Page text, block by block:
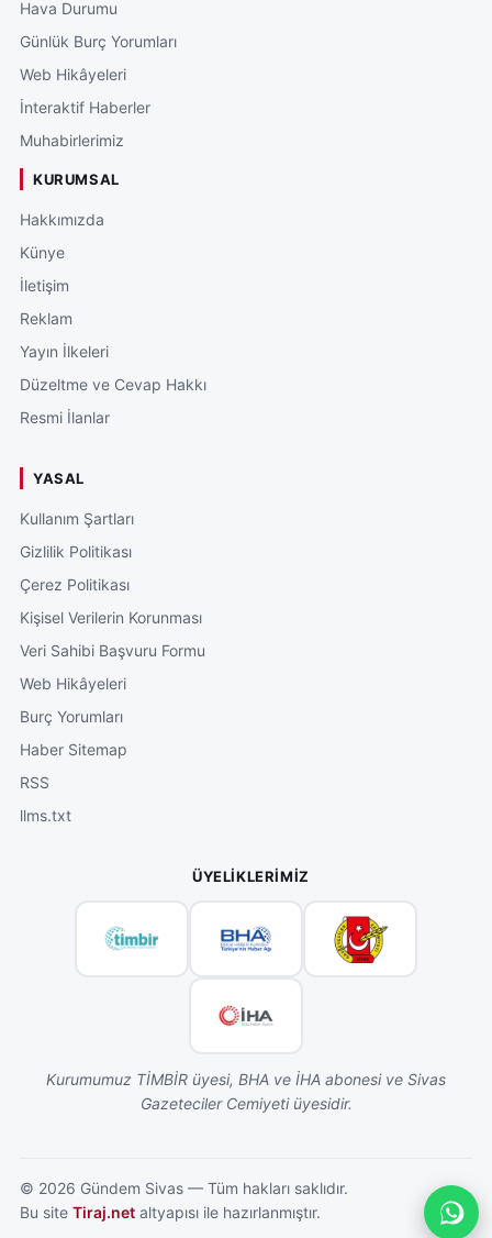
Hava Durumu
Günlük Burç Yorumları
Web Hikâyeleri
İnteraktif Haberler
Muhabirlerimiz
KURUMSAL
Hakkımızda
Künye
İletişim
Reklam
Yayın İlkeleri
Düzeltme ve Cevap Hakkı
Resmi İlanlar
YASAL
Kullanım Şartları
Gizlilik Politikası
Çerez Politikası
Kişisel Verilerin Korunması
Veri Sahibi Başvuru Formu
Web Hikâyeleri
Burç Yorumları
Haber Sitemap
RSS
llms.txt
ÜYELIKLERIMIZ
Kurumumuz TİMBİR üyesi, BHA ve İHA abonesi ve Sivas
Gazeteciler Cemiyeti üyesidir.
© 2026 Gündem Sivas — Tüm hakları saklıdır.
Bu site Tiraj.net altyapısı ile hazırlanmıştır.